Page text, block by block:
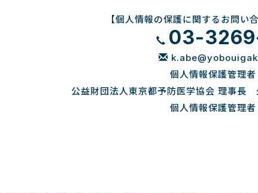
【個人情報の保護に関するお問い
03-
個人情報保護管理
公益財団法人東京都予防医学協会 理事長
個人情報保護管理